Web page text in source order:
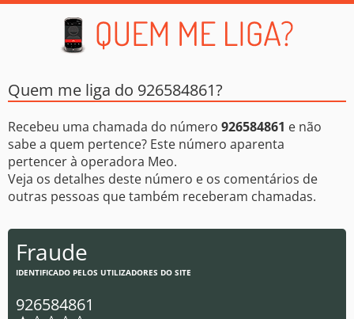
Quem me liga do 926584861?
Recebeu uma chamada do número 926584861 e não
sabe a quem pertence? Este número aparenta
pertencer à operadora Meo.
Veja os detalhes deste número e os comentários de
outras pessoas que também receberam chamadas.
Fraude
IDENTIFICADO PELOS UTILIZADORES DO SITE
926584861